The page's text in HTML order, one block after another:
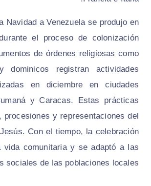
Navidad a Venezuela se produjo en
el proceso de colonización
de órdenes religiosas como
dominicos registran actividades
en diciembre en ciudades
y Caracas. Estas prácticas
procesiones y representaciones del
Con el tiempo, la celebración
vida comunitaria y se adaptó a las
sociales de las poblaciones locales.